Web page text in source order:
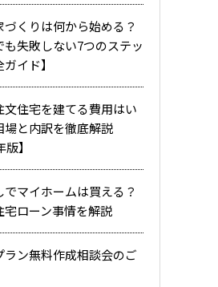
づくりは何から始める？
も失敗しない7つのステッ
イド】
文住宅を建てる費用はい
場と内訳を徹底解説
版】
でマイホームは買える？
宅ローン事情を解説
ラン無料作成相談会のご